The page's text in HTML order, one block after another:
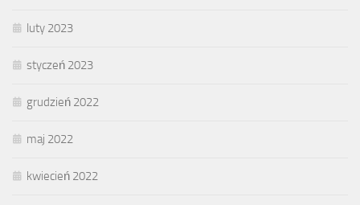
luty 2023
styczeń 2023
grudzień 2022
maj 2022
kwiecień 2022